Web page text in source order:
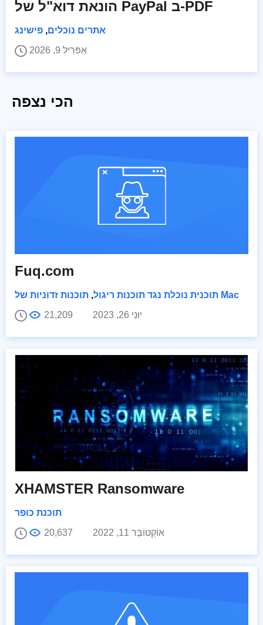
הונאת דוא"ל של PayPal ב-PDF
אתרים נוכלים, פישינג
אַפּרִיל 9, 2026
הכי נצפה
Fuq.com
תוכנית נוכלת נגד תוכנות ריגול,
תוכנות זדוניות של Mac
יוּנִי 26, 2023
21,209
XHAMSTER Ransomware
תוכנת כופר
אוֹקְטוֹבֶּר 11, 2022
20,637